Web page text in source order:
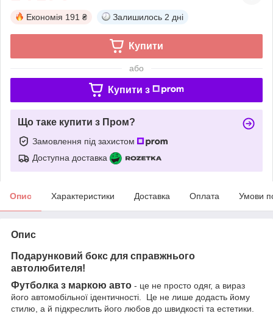
Економія 191 ₴ Залишилось 2 дні
Купити
або
Купити з
Що таке купити з Пром?
Замовлення під захистом
Доступна доставка
Опис Характеристики Доставка Оплата Умови
Опис
Подарунковий бокс для справжнього
автолюбителя!
Футболка з маркою авто - це не просто одяг, а вираз
його автомобільної ідентичності. Це не лише додасть йому
стилю, а й підкреслить його любов до швидкості та естетики.